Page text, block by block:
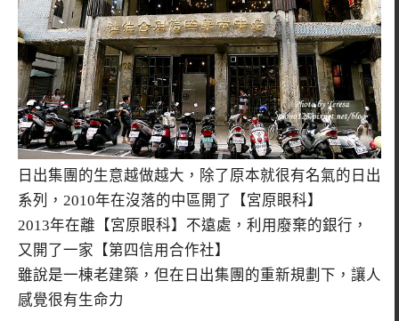
日出集團的生意越做越大，除了原本就很有名氣的日出
系列，2010年在沒落的中區開了【宮原眼科】
2013年在離【宮原眼科】不遠處，利用廢棄的銀行，
又開了一家【第四信用合作社】
雖說是一棟老建築，但在日出集團的重新規劃下，讓人
感覺很有生命力